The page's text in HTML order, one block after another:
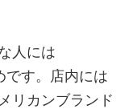
人には
です。店内には
リカンブランド